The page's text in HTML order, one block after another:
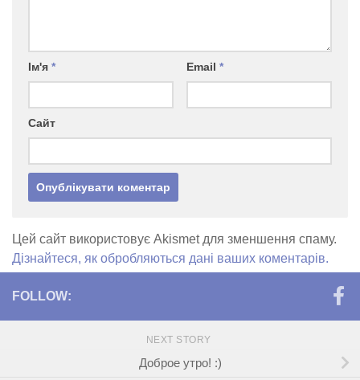
Ім'я * Email *
Сайт
Цей сайт використовує Akismet для зменшення спаму.
Дізнайтеся, як обробляються дані ваших коментарів.
FOLLOW:
NEXT STORY
Доброе утро! :)